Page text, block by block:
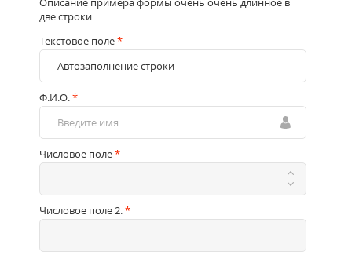
две строки
Текстовое поле*
Ф.И.О.*
Числовое поле*
Числовое поле 2:*